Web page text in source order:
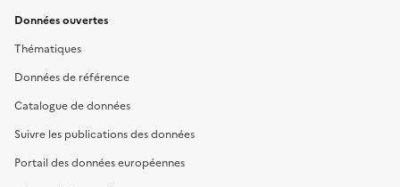
Données ouvertes
Thématiques
Données de référence
Catalogue de données
Suivre les publications des données
Portail des données européennes